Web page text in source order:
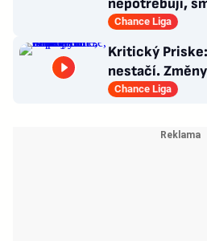
nepotřebuji,
Promluvil o
Chance Liga
Kritický
nestačí.
nedokážu
Chance Liga